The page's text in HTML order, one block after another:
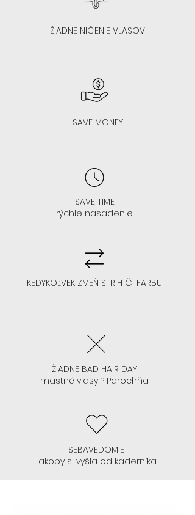
ŽIADNE NIČENIE VLASOV
SAVE MONEY
SAVE TIME
rýchle nasadenie
KEDYKOĽVEK ZMEŇ STRIH ČI FARBU
ŽIADNE BAD HAIR DAY
mastné vlasy ? Parochňa.
SEBAVEDOMIE
akoby si vyšla od kaderníka